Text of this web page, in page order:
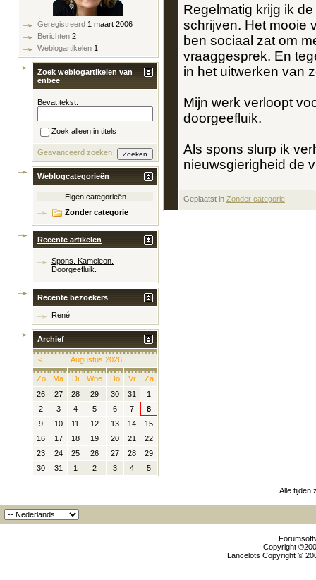
Regelmatig krijg ik
schrijven. Het mooie
ben sociaal zat om
vraaggesprek. En
in het uitwerken van
Mijn werk verloopt
doorgeefluik.
Als spons slurp ik
nieuwsgierigheid de
Geplaatst in Zonder categorie
Geregistreerd 1 maart 2006
Berichten 2
Weblogartikelen 1
Zoek weblogartikelen van
enbee
Bevat tekst:
Zoek alleen in titels
Geavanceerd zoeken
Weblogcategorieën
Eigen categorieën
Zonder categorie
Recente artikelen
Spons. Kameleon.
Doorgeefluik.
Recente bezoekers
René
Archief
< Augustus 2026
Zo Ma Di Woe Do Vr
Za
26
27 28 29 30 31
1
2
3 4 5 6 7
8
9
10 11 12 13 14
15
16
17 18 19 20 21
22
23
24 25 26 27 28
29
30
31 1 2 3 4 5
Alle tijden
Copyright
Lancelots Copyright ©